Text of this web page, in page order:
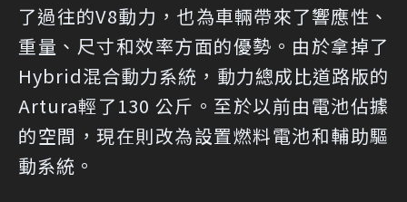
了過往的V8動力，也為車輛帶來了響應性、
重量、尺寸和效率方面的優勢。由於拿掉了
Hybrid混合動力系統，動力總成比道路版的
Artura輕了130 公斤。至於以前由電池佔據
的空間，現在則改為設置燃料電池和輔助驅
動系統。